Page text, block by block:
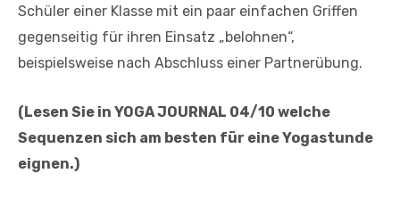
Schüler einer Klasse mit ein paar einfachen Griffen
gegenseitig für ihren Einsatz „belohnen“,
beispielsweise nach Abschluss einer Partnerübung.
(Lesen Sie in YOGA JOURNAL 04/10 welche
Sequenzen sich am besten für eine Yogastunde
eignen.)